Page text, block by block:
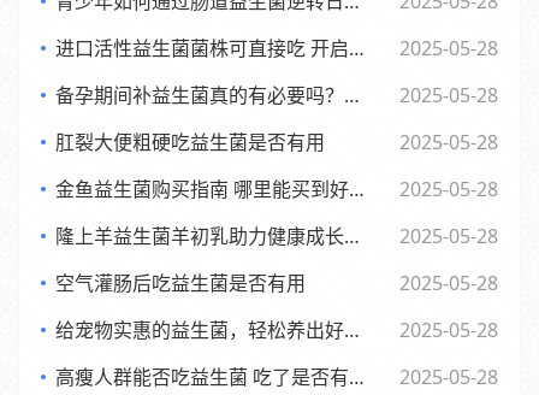
进口活性益生菌菌株可直接吃 开启健康新体验
2025-05-28
备孕期间补益生菌真的有必要吗？了解背后的和科学依据
2025-05-28
肛裂大便粗硬吃益生菌是否有用
2025-05-28
金鱼益生菌购买指南 哪里能买到好用又实惠的金鱼益生菌
2025-05-28
隆上羊益生菌羊初乳助力健康成长的全新探索与应用
2025-05-28
空气灌肠后吃益生菌是否有用
2025-05-28
给宠物实惠的益生菌，轻松养出好肚子，赶快来看看吧
2025-05-28
高瘦人群能否吃益生菌 吃了是否有效果
2025-05-28